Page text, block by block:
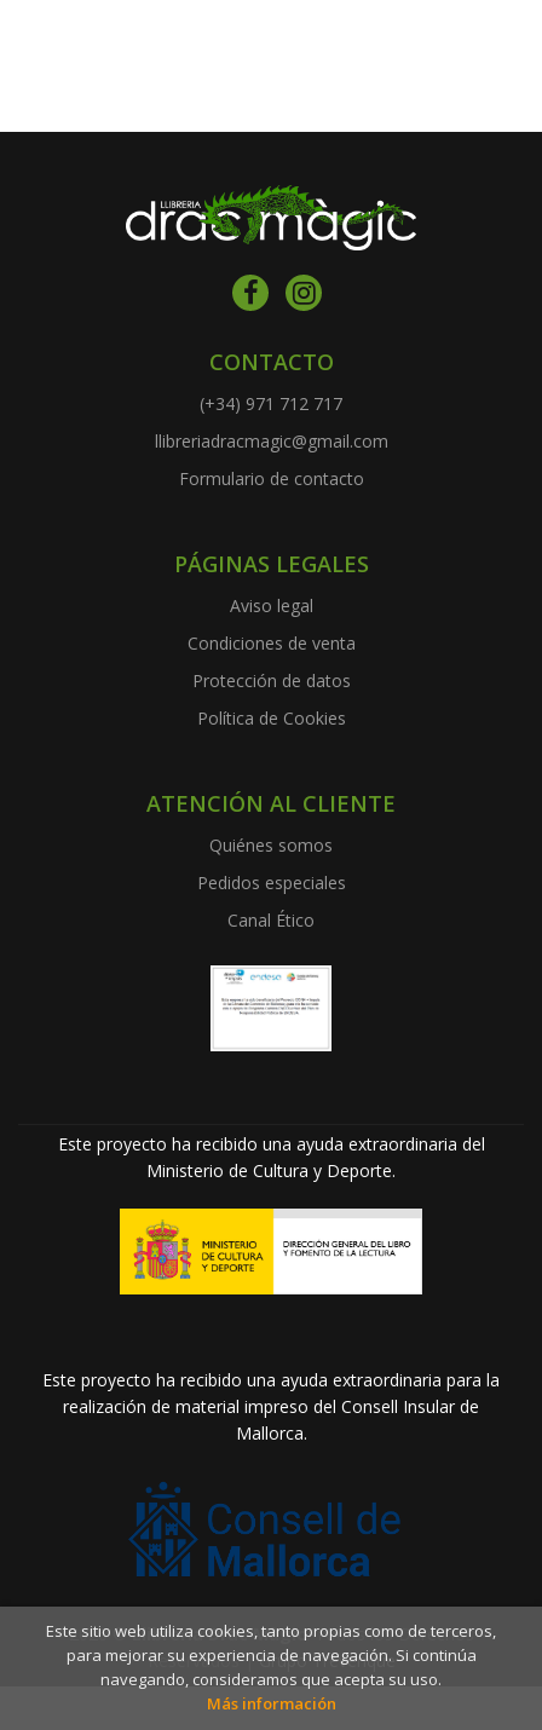
CONTACTO
(+34) 971 712 717
llibreriadracmagic@gmail.com
Formulario de contacto
PÁGINAS LEGALES
Aviso legal
Condiciones de venta
Protección de datos
Política de Cookies
ATENCIÓN AL CLIENTE
Quiénes somos
Pedidos especiales
Canal Ético
Este proyecto ha recibido una ayuda extraordinaria del
Ministerio de Cultura y Deporte.
Este proyecto ha recibido una ayuda extraordinaria para la
realización de material impreso del Consell Insular de
Mallorca.
2026 ©Llibreria Drac Màgic. Todos los Derechos
Reservados |Grupo Trevenque
Este sitio web utiliza cookies, tanto propias como de terceros,
para mejorar su experiencia de navegación. Si continúa
navegando, consideramos que acepta su uso.
Más información